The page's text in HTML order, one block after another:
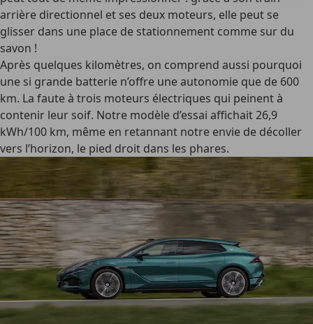
arrière directionnel et ses deux moteurs, elle peut se
glisser dans une place de stationnement comme sur du
savon !
Après quelques kilomètres, on comprend aussi pourquoi
une si grande batterie n’offre une autonomie que de 600
km. La faute à trois moteurs électriques qui peinent à
contenir leur soif. Notre modèle d’essai affichait 26,9
kWh/100 km, même en retannant notre envie de décoller
vers l’horizon, le pied droit dans les phares.